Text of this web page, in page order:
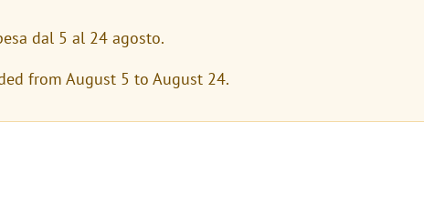
n
n
dal 5 al 24 agosto.
from August 5 to August 24.